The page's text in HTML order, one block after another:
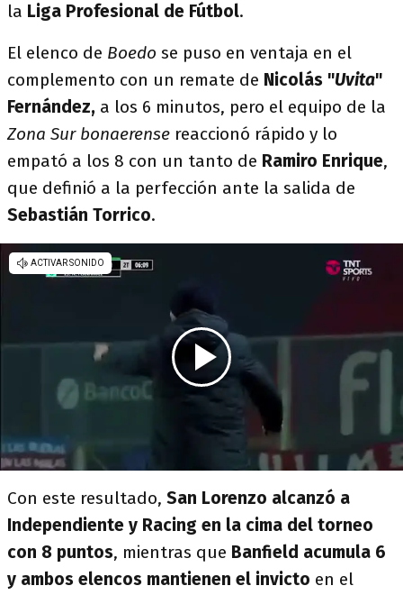
la Liga Profesional de Fútbol.
El elenco de Boedo se puso en ventaja en el
complemento con un remate de Nicolás "Uvita"
Fernández, a los 6 minutos, pero el equipo de la
Zona Sur bonaerense reaccionó rápido y lo
empató a los 8 con un tanto de Ramiro Enrique,
que definió a la perfección ante la salida de
Sebastián Torrico.
Con este resultado, San Lorenzo alcanzó a
Independiente y Racing en la cima del torneo
con 8 puntos, mientras que Banfield acumula 6
y ambos elencos mantienen el invicto en el